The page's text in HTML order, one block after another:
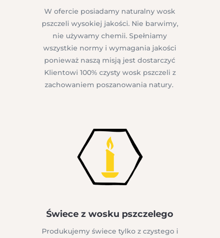
W ofercie posiadamy naturalny wosk
pszczeli wysokiej jakości. Nie barwimy,
nie używamy chemii. Spełniamy
wszystkie normy i wymagania jakości
ponieważ naszą misją jest dostarczyć
Klientowi 100% czysty wosk pszczeli z
zachowaniem poszanowania natury.
Świece z wosku pszczelego
Produkujemy świece tylko z czystego i